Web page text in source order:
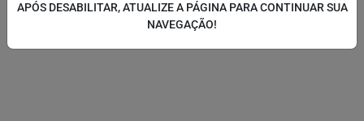
APÓS DESABILITAR, ATUALIZE A PÁGINA PARA CONTINUAR SUA
NAVEGAÇÃO!